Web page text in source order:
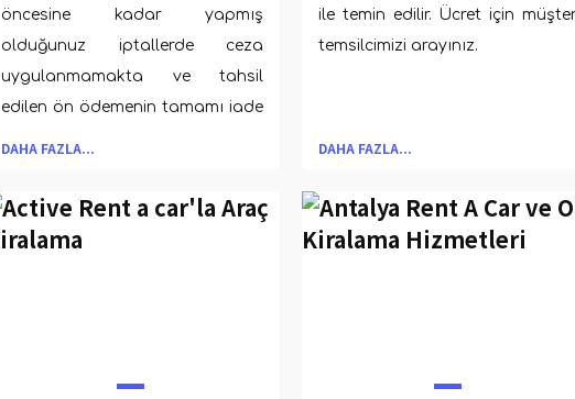
öncesine kadar yapmış
olduğunuz iptallerde ceza
uygulanmamakta ve tahsil
edilen ön ödemenin tamamı iade
DAHA FAZLA...
ile temin edilir. Ücret için
temsilcimizi arayınız.
DAHA FAZLA...